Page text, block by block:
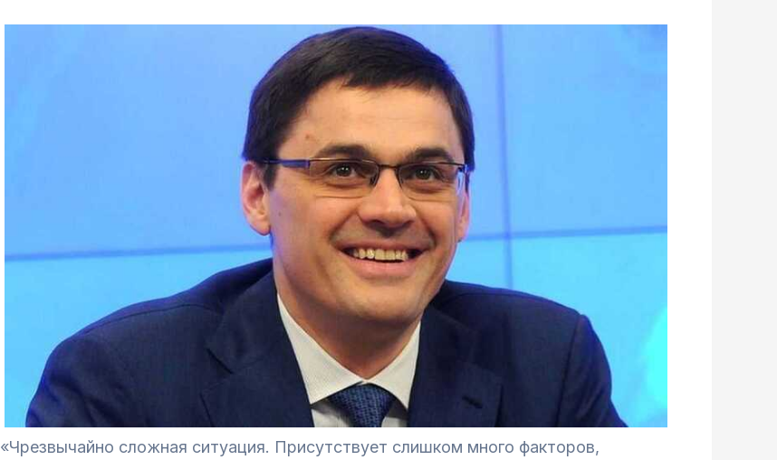
«Чрезвычайно сложная ситуация. Присутствует слишком много факторов,